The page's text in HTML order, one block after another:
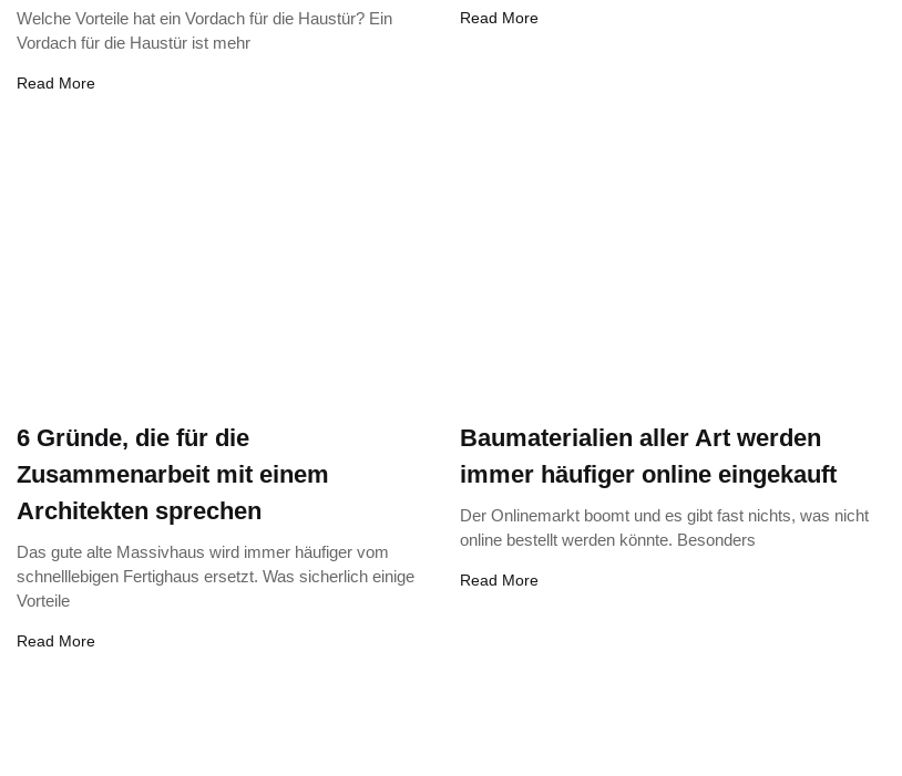
Welche Vorteile hat ein Vordach für die Haustür? Ein
Vordach für die Haustür ist mehr
Read More
Read More
6 Gründe, die für die
Zusammenarbeit mit einem
Architekten sprechen
Das gute alte Massivhaus wird immer häufiger vom
schnelllebigen Fertighaus ersetzt. Was sicherlich einige
Vorteile
Read More
Baumaterialien aller Art werden
immer häufiger online eingekauft
Der Onlinemarkt boomt und es gibt fast nichts, was nicht
online bestellt werden könnte. Besonders
Read More